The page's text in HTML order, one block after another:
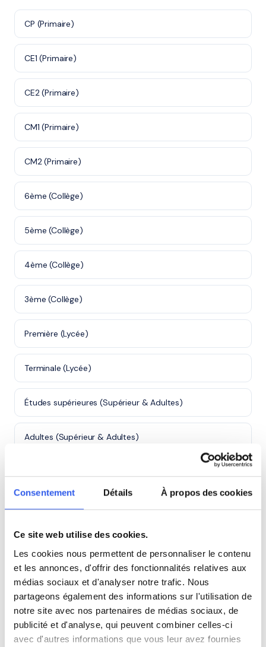
Consentement Détails À propos des cookies
Ce site web utilise des cookies.
Les cookies nous permettent de personnaliser le contenu
et les annonces, d'offrir des fonctionnalités relatives aux
médias sociaux et d'analyser notre trafic. Nous
partageons également des informations sur l'utilisation de
notre site avec nos partenaires de médias sociaux, de
publicité et d'analyse, qui peuvent combiner celles-ci
avec d'autres informations que vous leur avez fournies
CP (Primaire)
CE1 (Primaire)
CE2 (Primaire)
CM1 (Primaire)
CM2 (Primaire)
6ème (Collège)
5ème (Collège)
4ème (Collège)
3ème (Collège)
Première (Lycée)
Terminale (Lycée)
Études supérieures (Supérieur & Adultes)
Adultes (Supérieur & Adultes)
⭐
Yon
intervient à domicile à La Roche-sur-Yon et alentours.
Rejoindre ces familles →
Villes proches de La Roche-sur-Yon